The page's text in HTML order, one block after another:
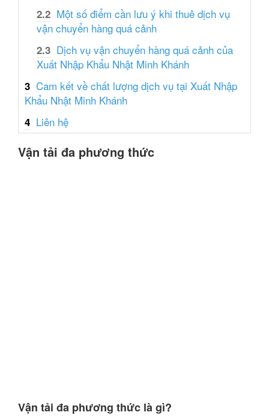
2.2 Một số điểm cần lưu ý khi thuê dịch vụ
vận chuyển hàng quá cảnh
2.3 Dịch vụ vận chuyển hàng quá cảnh của
Xuất Nhập Khẩu Nhật Minh Khánh
3 Cam kết về chất lượng dịch vụ tại Xuất Nhập
Khẩu Nhật Minh Khánh
4 Liên hệ
Vận tải đa phương thức
Vận tải đa phương thức là gì?